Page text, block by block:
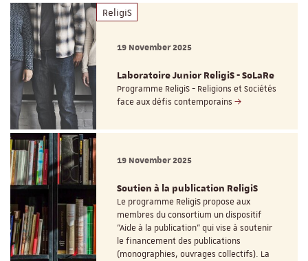
ReligiS
19 November 2025
Laboratoire Junior ReligiS - SoLaRe
Programme ReligiS - Religions et Sociétés
face aux défis contemporains
19 November 2025
Soutien à la publication ReligiS
Le programme ReligiS propose aux
membres du consortium un dispositif
"Aide à la publication" qui vise à soutenir
le financement des publications
(monographies, ouvrages collectifs). La